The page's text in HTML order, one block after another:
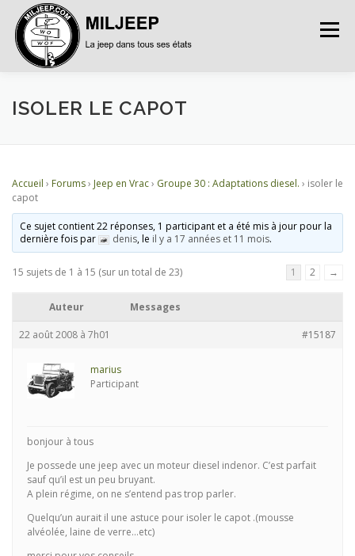
Menu
ACCUEIL ARTICLES PETITES ANNONCES
DOCUMENTATIONS FORUMS S’INSCRIRE
CONNEXION
ISOLER LE CAPOT
Accueil › Forums› Jeep en Vrac› Groupe 30 : Adaptations diesel. › isoler le
capot
Ce sujet contient 22 réponses, 1 participant et a été mis à jour pour la
dernière fois par
denis, le il y a 17 années et 11 mois.
15 sujets de 1 à 15 (sur un total de 23) 1 2 →
Auteur Messages
22 août 2008 à 7h01 #15187
marius
Participant
bonjour à tous
Je possede une jeep avec un moteur diesel indenor. C’est parfait
sauf qu’il est un peu bruyant.
A plein régime, on ne s’entend pas trop parler.
Quelqu’un aurait il une astuce pour isoler le capot .(mousse
alvéolée, laine de verre…etc)